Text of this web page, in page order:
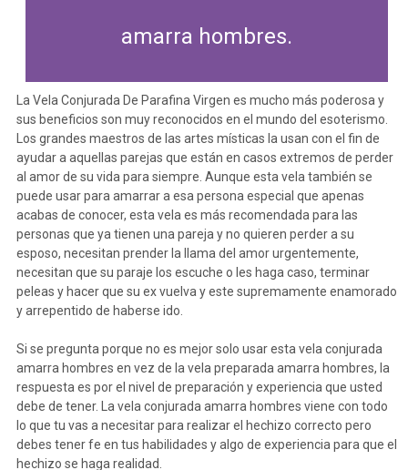
amarra hombres.
La Vela Conjurada De Parafina Virgen es mucho más poderosa y
sus beneficios son muy reconocidos en el mundo del esoterismo.
Los grandes maestros de las artes místicas la usan con el fin de
ayudar a aquellas parejas que están en casos extremos de perder
al amor de su vida para siempre. Aunque esta vela también se
puede usar para amarrar a esa persona especial que apenas
acabas de conocer, esta vela es más recomendada para las
personas que ya tienen una pareja y no quieren perder a su
esposo, necesitan prender la llama del amor urgentemente,
necesitan que su paraje los escuche o les haga caso, terminar
peleas y hacer que su ex vuelva y este supremamente enamorado
y arrepentido de haberse ido.
Si se pregunta porque no es mejor solo usar esta vela conjurada
amarra hombres en vez de la vela preparada amarra hombres, la
respuesta es por el nivel de preparación y experiencia que usted
debe de tener. La vela conjurada amarra hombres viene con todo
lo que tu vas a necesitar para realizar el hechizo correcto pero
debes tener fe en tus habilidades y algo de experiencia para que el
hechizo se haga realidad.